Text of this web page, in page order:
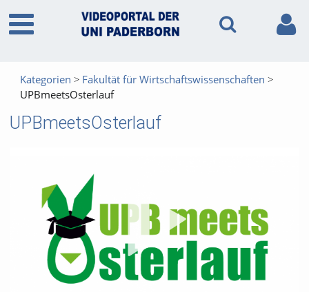
Kategorien
Fakultät für Wirtschaftswissenschaften
UPBmeetsOsterlauf
UPBmeetsOsterlauf